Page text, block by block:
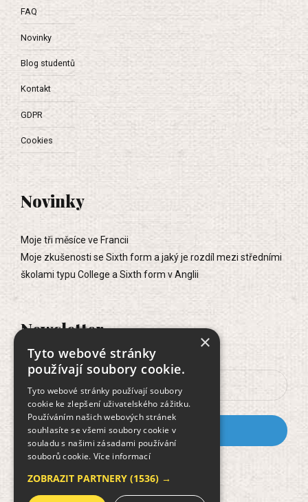
FAQ
Novinky
Blog studentů
Kontakt
GDPR
Cookies
Novinky
Moje tři měsíce ve Francii
Moje zkušenosti se Sixth form a jaký je rozdíl mezi středními
školami typu College a Sixth form v Anglii
Newsletter
×
Tyto webové stránky
používají soubory cookie.
Tyto webové stránky používají soubory
cookie ke zlepšení uživatelského zážitku.
Používáním našich webových stránek
souhlasíte se všemi soubory cookie v
souladu s našimi zásadami používání
souborů cookie. Více informací
ZOBRAZIT PARTNERY (1536) →